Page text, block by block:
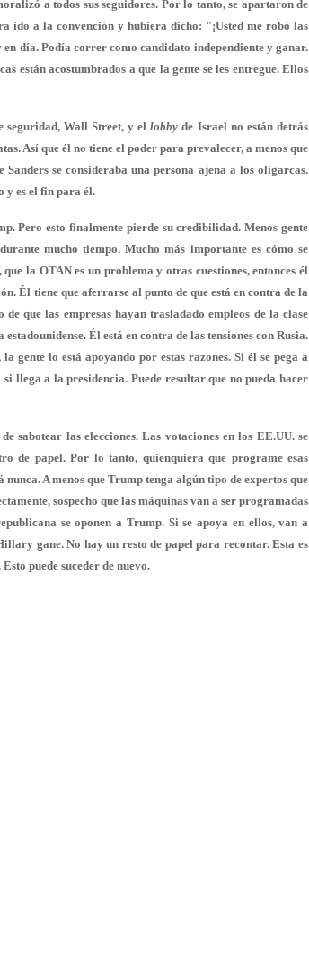
a todos sus seguidores. Por lo tanto, se apartaron de
ido a la convención y hubiera dicho: "¡Usted me robó las
día. Podía correr como candidato independiente y ganar.
están acostumbrados a que la gente se les entregue. Ellos
seguridad, Wall Street, y ellobby de Israel no están detrás
Así que él no tiene el poder para prevalecer, a menos que
se consideraba una persona ajena a los oligarcas.
y es el fin para él.
Pero esto finalmente pierde su credibilidad. Menos gente
mucho tiempo. Mucho más importante es cómo se
la OTAN es un problema y otras cuestiones, entonces él
Él tiene que aferrarse al punto de que está en contra de la
que las empresas hayan trasladado empleos de la clase
Él está en contra de las tensiones con Rusia.
gente lo está apoyando por estas razones. Si él se pega a
llega a la presidencia. Puede resultar que no pueda hacer
sabotear las elecciones. Las votaciones en los EE.UU. se
de papel. Por lo tanto, quienquiera que programe esas
A menos que Trump tenga algún tipo de expertos que
sospecho que las máquinas van a ser programadas
se oponen a Trump. Si se apoya en ellos, van a
gane. No hay un resto de papel para recontar. Esta es
puede suceder de nuevo.